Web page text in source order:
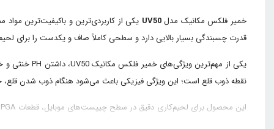
خمیر فلکس مکانیک مدلUV50 یکی از کاربردی‌ترین و باکیفیت‌ترین
قدرت چسبندگی بسیار بالایی دارد و سطحی کاملاً صاف و یکدست را برای
نقطه ذوب قلع است؛ این ویژگی فیزیکی باعث می‌شود هنگام ذوب شدن